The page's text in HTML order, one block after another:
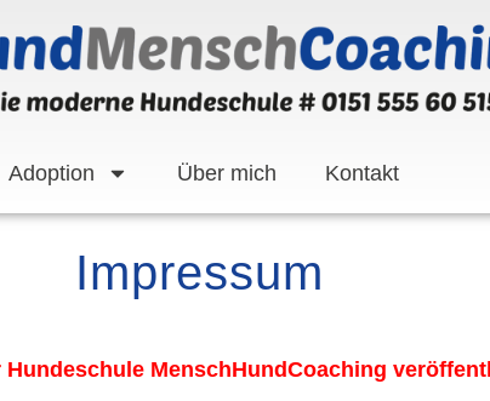
Adoption Über mich Kontakt
Impressum
MenschHundCoaching